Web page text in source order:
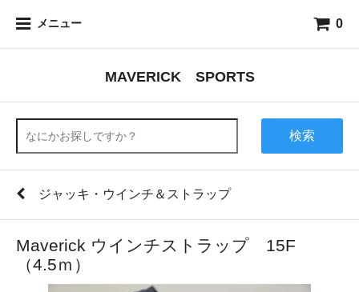
メニュー 0
MAVERICK SPORTS
検索
ジャッキ・ウインチ＆ストラップ
Maverick ウインチストラップ 15F
（4.5ｍ）